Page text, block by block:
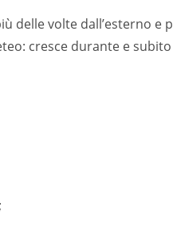
delle volte dall’esterno
cresce durante e